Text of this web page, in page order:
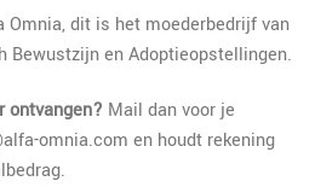
Omnia, dit is het moederbedrijf van
Bewustzijn en Adoptieopstellingen.
ontvangen? Mail dan voor je
omnia.com en houdt rekening